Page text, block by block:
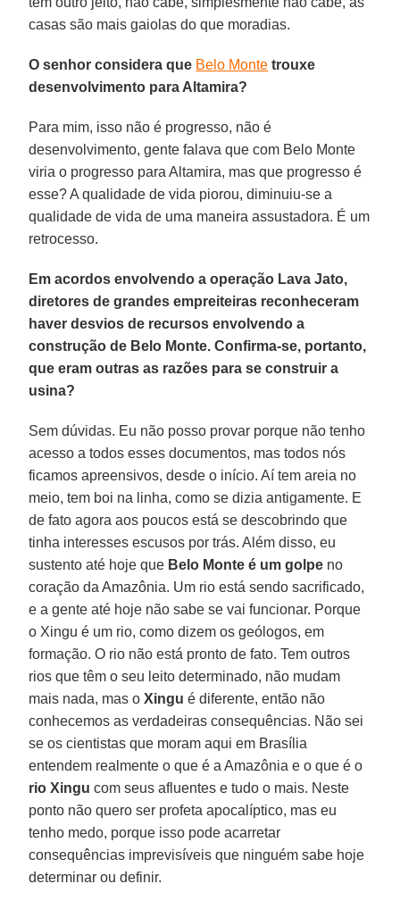
casas são mais gaiolas do que moradias.
O senhor considera que Belo Monte trouxe
desenvolvimento para Altamira?
Para mim, isso não é progresso, não é
desenvolvimento, gente falava que com Belo Monte
viria o progresso para Altamira, mas que progresso é
esse? A qualidade de vida piorou, diminuiu-se a
qualidade de vida de uma maneira assustadora. É um
retrocesso.
Em acordos envolvendo a operação Lava Jato,
diretores de grandes empreiteiras reconheceram
haver desvios de recursos envolvendo a
construção de Belo Monte. Confirma-se, portanto,
que eram outras as razões para se construir a
usina?
Sem dúvidas. Eu não posso provar porque não tenho
acesso a todos esses documentos, mas todos nós
ficamos apreensivos, desde o início. Aí tem areia no
meio, tem boi na linha, como se dizia antigamente. E
de fato agora aos poucos está se descobrindo que
tinha interesses escusos por trás. Além disso, eu
sustento até hoje que Belo Monte é um golpe no
coração da Amazônia. Um rio está sendo sacrificado,
e a gente até hoje não sabe se vai funcionar. Porque
o Xingu é um rio, como dizem os geólogos, em
formação. O rio não está pronto de fato. Tem outros
rios que têm o seu leito determinado, não mudam
mais nada, mas oXingu é diferente, então não
conhecemos as verdadeiras consequências. Não sei
se os cientistas que moram aqui em Brasília
entendem realmente o que é a Amazônia e o que é o
rio Xingu com seus afluentes e tudo o mais. Neste
ponto não quero ser profeta apocalíptico, mas eu
tenho medo, porque isso pode acarretar
consequências imprevisíveis que ninguém sabe hoje
determinar ou definir.